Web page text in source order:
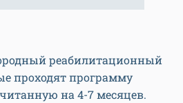
реабилитационный
проходят программу
на 4-7 месяцев.